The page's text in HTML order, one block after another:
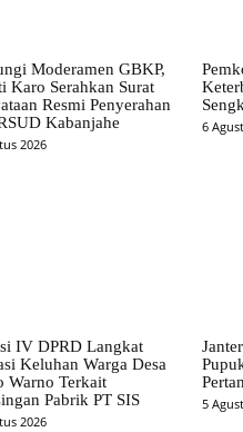
Moderamen GBKP,
Karo Serahkan Surat
Resmi Penyerahan
Kabanjahe
2026
6
IV DPRD Langkat
Keluhan Warga Desa
Warno Terkait
Pabrik PT SIS
2026
5